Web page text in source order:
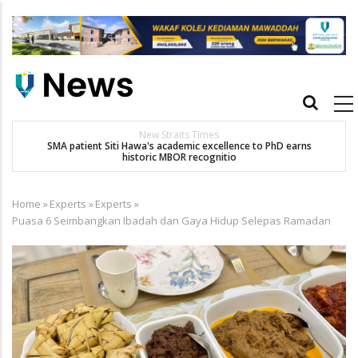
main
Main
New Straits Times
SMA patient Siti Hawa's academic excellence to PhD earns
historic MBOR recognitio
Breadcrumb
Home »Experts »Experts »
Puasa 6 Seimbangkan Ibadah dan Gaya Hidup Selepas Ramadan